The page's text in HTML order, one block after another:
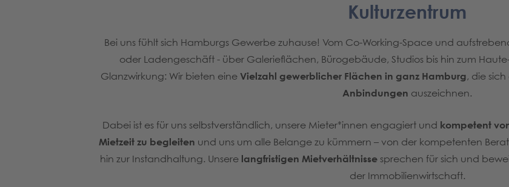
Kulturzentrum
Bei uns fühlt sich Hamburgs Gewerbe zuhause! Vom Co-Working-Space und
oder Ladengeschäft - über Galerieflächen, Bürogebäude, Studios bis hin zum
Glanzwirkung: Wir bieten eine Vielzahl gewerblicher Flächen in ganz Hamburg, die
Anbindungen auszeichnen.
Dabei ist es für uns selbstverständlich, unsere Mieter*innen engagiert und kompetent
Mietzeit zu begleiten und uns um alle Belange zu kümmern – von der kompetenten
hin zur Instandhaltung. Unsere langfristigen Mietverhältnisse sprechen für sich und
der Immobilienwirtschaft.